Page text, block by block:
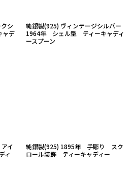
シ
ャデ
純銀製(925) ヴィンテージシルバー
1964年 シェル型 ティーキャディ
ースプーン
イ
ィ
純銀製(925) 1895年 手彫り スク
ロール装飾 ティーキャディー